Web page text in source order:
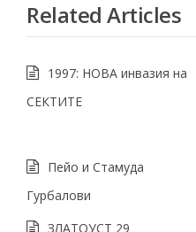
Related Articles
1997: НОВА инвазия на
СЕКТИТЕ
Пейо и Стамуда
Гурбалови
ЗЛАТОУСТ 29